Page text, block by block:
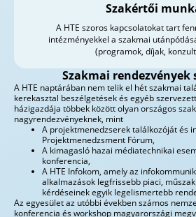
Szakértői
A HTE szoros kapcsolatokat tart
intézményekkel a szakmai
(programok, díjak,
Szakmai rendezvények
A HTE naptárában nem telik el hét szakmai
kerekasztal beszélgetések és egyéb
házigazdája többek között olyan országos
nagyrendezvényeknek, mint
A projektmenedzserek találkozóját és
Projektmenedzsment Fórum,
A kimagasló hazai médiatechnikai
konferencia,
A HTE Infokom, amely az
alkalmazások legfrissebb piaci,
kérdéseinek egyik legelismertebb
Az egyesület az utóbbi években számos
konferencia és workshop magyarországi